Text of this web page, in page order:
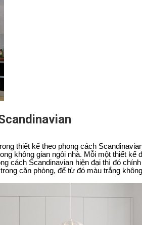
thiết kế theo phong cách
không gian ngôi nhà. Mỗi một thiết kế
cách Scandinavian hiện đại thì đó
căn phòng, để từ đó màu trắng